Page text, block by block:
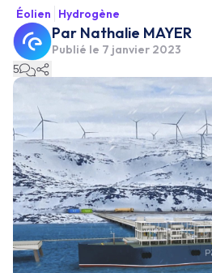
Éolien Hydrogène
Par Nathalie MAYER
Publié le 7 janvier 2023
5